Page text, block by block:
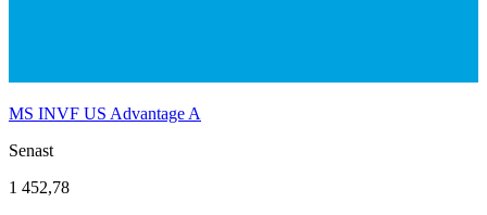
MS INVF US Advantage A
Senast
1 452,78